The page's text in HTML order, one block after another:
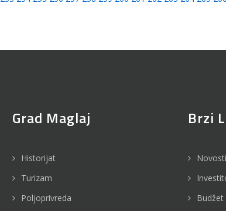
Grad Maglaj
Historijat
Turizam
Poljoprivreda
Brzi
Novosti
Budžet